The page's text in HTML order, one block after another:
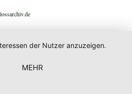
der Nutzer anzuzeigen.
MEHR